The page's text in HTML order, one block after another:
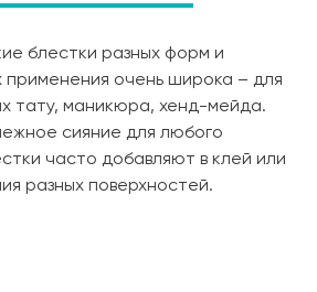
блестки разных форм и
очень широка – для
тату, маникюра, хенд-мейда.
сияние для любого
часто добавляют в клей или
разных поверхностей.